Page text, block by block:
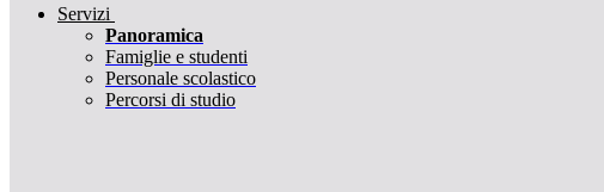
Servizi
Panoramica
Famiglie e studenti
Personale scolastico
Percorsi di studio